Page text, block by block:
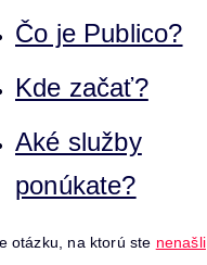
Čo je Publico?
Kde začať?
Aké služby
ponúkate?
otázku, na ktorú ste nenašli